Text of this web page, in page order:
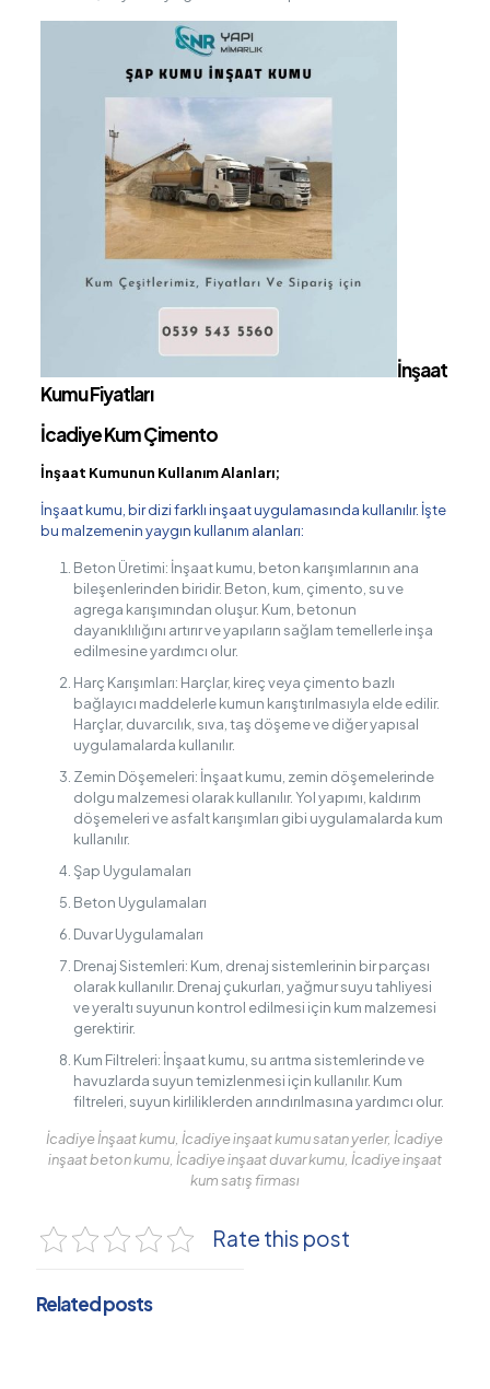
İnşaat
Kumu Fiyatları
İcadiye Kum Çimento
İnşaat Kumunun Kullanım Alanları;
İnşaat kumu, bir dizi farklı inşaat uygulamasında kullanılır. İşte
bu malzemenin yaygın kullanım alanları:
Beton Üretimi: İnşaat kumu, beton karışımlarının ana
bileşenlerinden biridir. Beton, kum, çimento, su ve
agrega karışımından oluşur. Kum, betonun
dayanıklılığını artırır ve yapıların sağlam temellerle inşa
edilmesine yardımcı olur.
Harç Karışımları: Harçlar, kireç veya çimento bazlı
bağlayıcı maddelerle kumun karıştırılmasıyla elde edilir.
Harçlar, duvarcılık, sıva, taş döşeme ve diğer yapısal
uygulamalarda kullanılır.
Zemin Döşemeleri: İnşaat kumu, zemin döşemelerinde
dolgu malzemesi olarak kullanılır. Yol yapımı, kaldırım
döşemeleri ve asfalt karışımları gibi uygulamalarda kum
kullanılır.
Şap Uygulamaları
Beton Uygulamaları
Duvar Uygulamaları
Drenaj Sistemleri: Kum, drenaj sistemlerinin bir parçası
olarak kullanılır. Drenaj çukurları, yağmur suyu tahliyesi
ve yeraltı suyunun kontrol edilmesi için kum malzemesi
gerektirir.
Kum Filtreleri: İnşaat kumu, su arıtma sistemlerinde ve
havuzlarda suyun temizlenmesi için kullanılır. Kum
filtreleri, suyun kirliliklerden arındırılmasına yardımcı olur.
İcadiye İnşaat kumu, İcadiye inşaat kumu satan yerler, İcadiye
inşaat beton kumu, İcadiye inşaat duvar kumu, İcadiye inşaat
kum satış firması
Rate this post
Related posts